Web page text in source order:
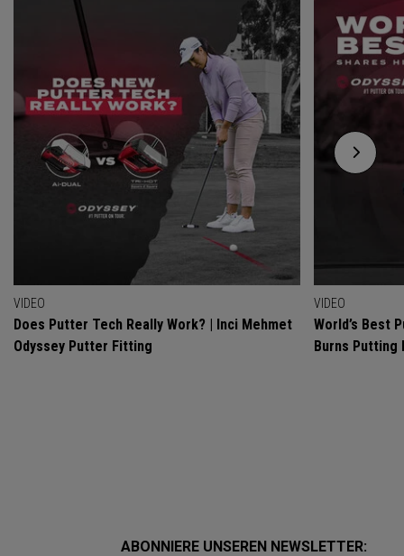
VIDEO
Does Putter Tech Really Work? | Inci Mehmet
Odyssey Putter Fitting
VIDEO
World’s Best
Burns Putting
ABONNIERE UNSEREN NEWSLETTER: